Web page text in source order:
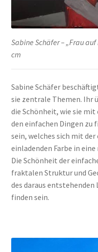
Sabine Schäfer – „Frau auf
cm
Sabine Schäfer
sie zentrale Themen. Ihr
die Schönheit, wie sie
den einfachen Dingen zu
sein, welches sich mit
einladenden Farbe in
Die Schönheit der
fraktalen Struktur und
des daraus
finden sein.